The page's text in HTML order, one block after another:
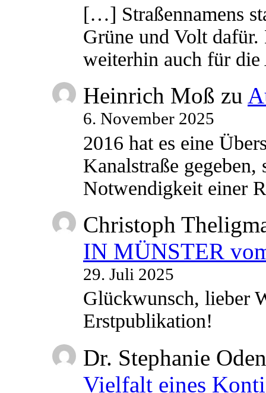
[…] Straßennamens
Grüne und Volt
weiterhin auch für
Heinrich Moß zu
6. November 2025
2016 hat es eine
Kanalstraße
Notwendigkeit einer
Christoph
IN MÜNSTER
29. Juli 2025
Glückwunsch, lieber
Erstpublikation!
Dr. Stephanie
Vielfalt eines